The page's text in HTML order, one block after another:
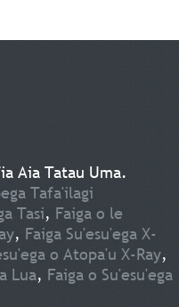
Aia Tatau Uma.
Tafa'ilagi
Tasi, Faiga o le
, Faiga Su'esu'ega X-
o Atopa'u X-Ray,
Lua, Faiga o Su'esu'ega